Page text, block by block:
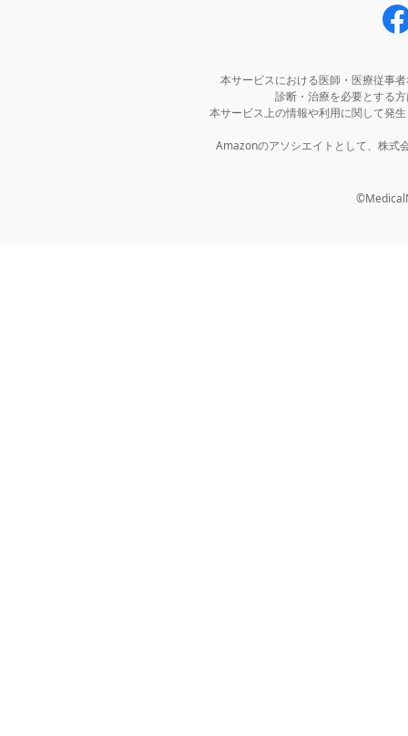
本サービスにおける医師・医療従事
診断・治療を必要とする
本サービス上の情報や利用に関して発
Amazonのアソシエイトとして、株式